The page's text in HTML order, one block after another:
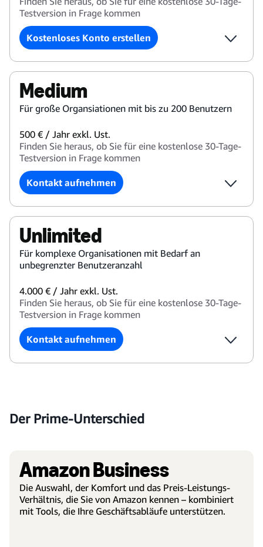
Testversion in Frage kommen
Kostenloses Konto erstellen
Medium
Für große Organsiationen mit bis zu 200 Benutzern
500 € / Jahr exkl. Ust.
Finden Sie heraus, ob Sie für eine kostenlose 30-Tage-
Testversion in Frage kommen
Kontakt aufnehmen
Unlimited
Für komplexe Organisationen mit Bedarf an
unbegrenzter Benutzeranzahl
4.000 € / Jahr exkl. Ust.
Finden Sie heraus, ob Sie für eine kostenlose 30-Tage-
Testversion in Frage kommen
Kontakt aufnehmen
Der Prime-Unterschied
Amazon Business
Die Auswahl, der Komfort und das Preis-Leistungs-
Verhältnis, die Sie von Amazon kennen – kombiniert
mit Tools, die Ihre Geschäftsabläufe unterstützen.